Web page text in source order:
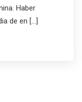
Haber
de en […]